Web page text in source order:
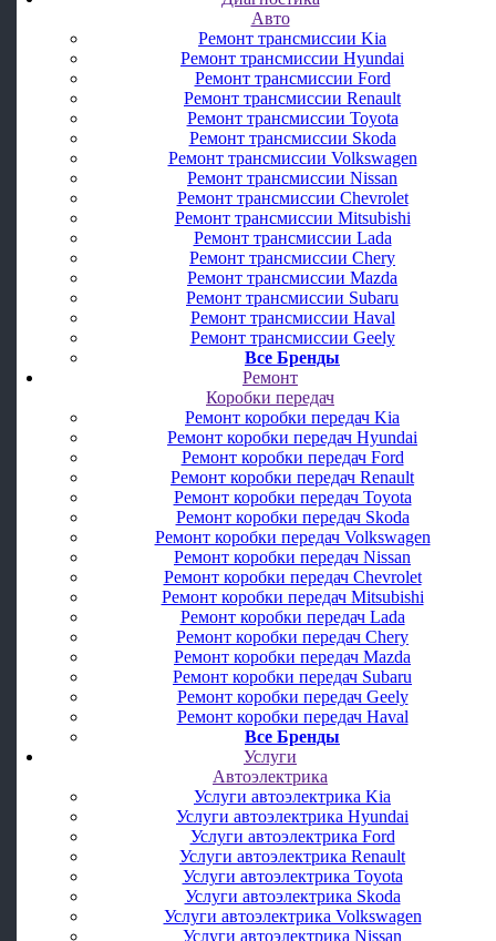
Авто
Ремонт трансмиссии Kia
Ремонт трансмиссии Hyundai
Ремонт трансмиссии Ford
Ремонт трансмиссии Renault
Ремонт трансмиссии Toyota
Ремонт трансмиссии Skoda
Ремонт трансмиссии Volkswagen
Ремонт трансмиссии Nissan
Ремонт трансмиссии Chevrolet
Ремонт трансмиссии Mitsubishi
Ремонт трансмиссии Lada
Ремонт трансмиссии Chery
Ремонт трансмиссии Mazda
Ремонт трансмиссии Subaru
Ремонт трансмиссии Haval
Ремонт трансмиссии Geely
Все Бренды
Ремонт
Коробки передач
Ремонт коробки передач Kia
Ремонт коробки передач Hyundai
Ремонт коробки передач Ford
Ремонт коробки передач Renault
Ремонт коробки передач Toyota
Ремонт коробки передач Skoda
Ремонт коробки передач Volkswagen
Ремонт коробки передач Nissan
Ремонт коробки передач Chevrolet
Ремонт коробки передач Mitsubishi
Ремонт коробки передач Lada
Ремонт коробки передач Chery
Ремонт коробки передач Mazda
Ремонт коробки передач Subaru
Ремонт коробки передач Geely
Ремонт коробки передач Haval
Все Бренды
Услуги
Автоэлектрика
Услуги автоэлектрика Kia
Услуги автоэлектрика Hyundai
Услуги автоэлектрика Ford
Услуги автоэлектрика Renault
Услуги автоэлектрика Toyota
Услуги автоэлектрика Skoda
Услуги автоэлектрика Volkswagen
Услуги автоэлектрика Nissan